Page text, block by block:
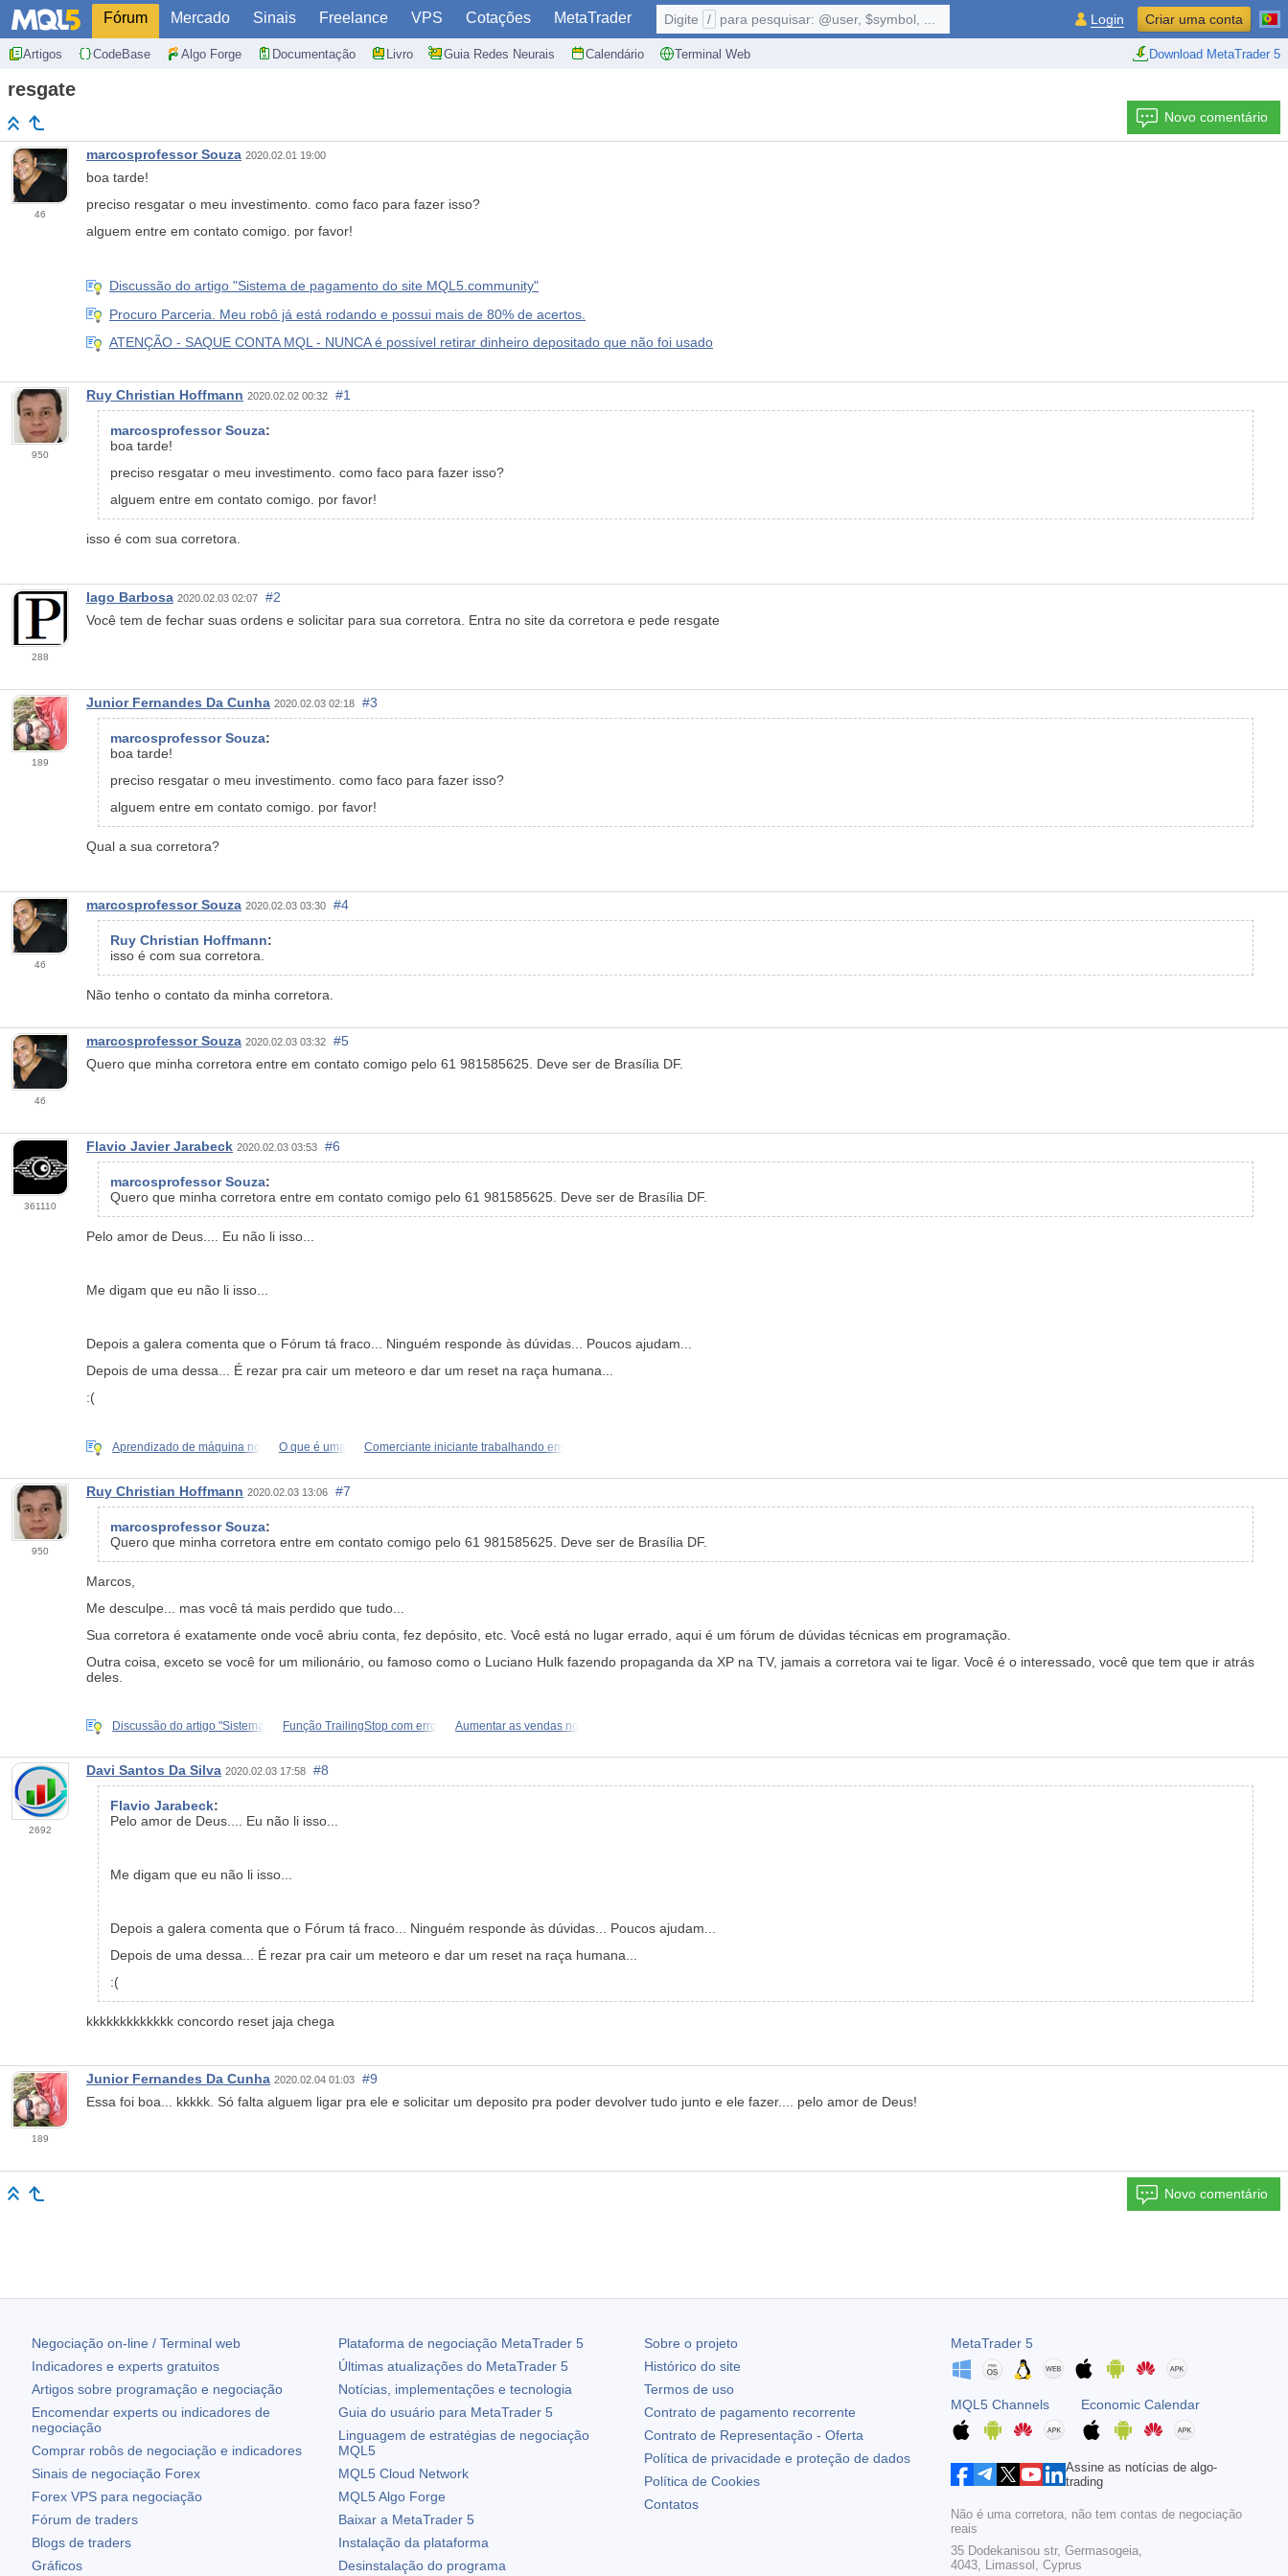
Fórum Mercado Sinais Freelance VPS Cotações MetaTrader
Artigos CodeBase Algo Forge Documentação Livro Guia Redes Neurais Calendário Terminal Web Download MetaTrader 5
Digite / para pesquisar: @user, $symbol, ... Login Criar uma conta
resgate
Novo comentário
46
marcosprofessor Souza 2020.02.01 19:00
boa tarde!
preciso resgatar o meu investimento. como faco para fazer isso?
alguem entre em contato comigo. por favor!
Discussão do artigo "Sistema de pagamento do site MQL5.community"
Procuro Parceria. Meu robô já está rodando e possui mais de 80% de acertos.
ATENÇÃO - SAQUE CONTA MQL - NUNCA é possível retirar dinheiro depositado que não foi usado
950
Ruy Christian Hoffmann 2020.02.02 00:32 #1
marcosprofessor Souza:
boa tarde!
preciso resgatar o meu investimento. como faco para fazer isso?
alguem entre em contato comigo. por favor!
isso é com sua corretora.
288
Iago Barbosa 2020.02.03 02:07
#2
Você tem de fechar suas ordens e solicitar para sua corretora. Entra no site da corretora e pede resgate
189
Junior Fernandes Da Cunha 2020.02.03 02:18 #3
marcosprofessor Souza:
boa tarde!
preciso resgatar o meu investimento. como faco para fazer isso?
alguem entre em contato comigo. por favor!
Qual a sua corretora?
46
marcosprofessor Souza 2020.02.03 03:30 #4
Ruy Christian Hoffmann:
isso é com sua corretora.
Não tenho o contato da minha corretora.
46
marcosprofessor Souza 2020.02.03 03:32
#5
Quero que minha corretora entre em contato comigo pelo 61 981585625. Deve ser de Brasília DF.
361110
Flavio Javier Jarabeck 2020.02.03 03:53 #6
marcosprofessor Souza:
Quero que minha corretora entre em contato comigo pelo 61 981585625. Deve ser de Brasília DF.
Pelo amor de Deus.... Eu não li isso...
Me digam que eu não li isso...
Depois a galera comenta que o Fórum tá fraco... Ninguém responde às dúvidas... Poucos ajudam...
Depois de uma dessa... É rezar pra cair um meteoro e dar um reset na raça humana...
:(
Aprendizado de máquina no O que é uma Comerciante iniciante trabalhando em
950
Ruy Christian Hoffmann 2020.02.03 13:06 #7
marcosprofessor Souza:
Quero que minha corretora entre em contato comigo pelo 61 981585625. Deve ser de Brasília DF.
Marcos,
Me desculpe... mas você tá mais perdido que tudo...
Sua corretora é exatamente onde você abriu conta, fez depósito, etc. Você está no lugar errado, aqui é um fórum de dúvidas técnicas em programação.
Outra coisa, exceto se você for um milionário, ou famoso como o Luciano Hulk fazendo propaganda da XP na TV, jamais a corretora vai te ligar. Você é o interessado, você que tem que ir atrás
deles.
Discussão do artigo "Sistema Função TrailingStop com erro Aumentar as vendas no
2692
Davi Santos Da Silva 2020.02.03 17:58 #8
Flavio Jarabeck:
Pelo amor de Deus.... Eu não li isso...
Me digam que eu não li isso...
Depois a galera comenta que o Fórum tá fraco... Ninguém responde às dúvidas... Poucos ajudam...
Depois de uma dessa... É rezar pra cair um meteoro e dar um reset na raça humana...
:(
kkkkkkkkkkkkk concordo reset jaja chega
189
Junior Fernandes Da Cunha 2020.02.04 01:03
#9
Essa foi boa... kkkkk. Só falta alguem ligar pra ele e solicitar um deposito pra poder devolver tudo junto e ele fazer.... pelo amor de Deus!
Novo comentário
Negociação on-line / Terminal web
Indicadores e experts gratuitos
Artigos sobre programação e negociação
Encomendar experts ou indicadores de
negociação
Comprar robôs de negociação e indicadores
Sinais de negociação Forex
Forex VPS para negociação
Fórum de traders
Blogs de traders
Gráficos
Plataforma de negociação MetaTrader 5
Últimas atualizações do MetaTrader 5
Notícias, implementações e tecnologia
Guia do usuário para MetaTrader 5
Linguagem de estratégias de negociação
MQL5
MQL5 Cloud Network
MQL5 Algo Forge
Baixar a MetaTrader 5
Instalação da plataforma
Desinstalação do programa
Sobre o projeto
Histórico do site
Termos de uso
Contrato de pagamento recorrente
Contrato de Representação - Oferta
Política de privacidade e proteção de dados
Política de Cookies
Contatos
MetaTrader 5
MQL5 Channels Economic Calendar
Assine as notícias de algo-
trading
Não é uma corretora, não tem contas de negociação
reais
35 Dodekanisou str, Germasogeia,
4043, Limassol, Cyprus